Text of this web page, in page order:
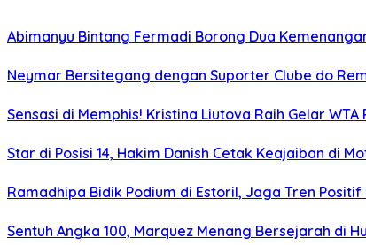
Abimanyu Bintang Fermadi Borong Dua
Neymar Bersitegang dengan Suporter Clube do
Sensasi di Memphis! Kristina Liutova Raih Gelar
Star di Posisi 14, Hakim Danish Cetak Keajaiban di
Ramadhipa Bidik Podium di Estoril, Jaga Tren
Sentuh Angka 100, Marquez Menang Bersejarah di